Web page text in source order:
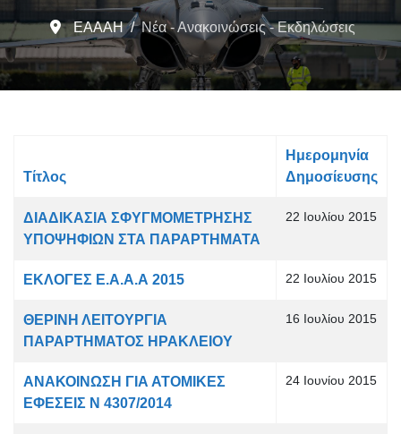
ΕΑΑΑΗ Νέα - Ανακοινώσεις - Εκδηλώσεις
Τίτλος
Ημερομηνία
Δημοσίευσης
ΔΙΑΔΙΚΑΣΙΑ ΣΦΥΓΜΟΜΕΤΡΗΣΗΣ
ΥΠΟΨΗΦΙΩΝ ΣΤΑ ΠΑΡΑΡΤΗΜΑΤΑ
22 Ιουλίου 2015
ΕΚΛΟΓΕΣ Ε.Α.Α.Α 2015 22 Ιουλίου 2015
ΘΕΡΙΝΗ ΛΕΙΤΟΥΡΓΙΑ
ΠΑΡΑΡΤΗΜΑΤΟΣ ΗΡΑΚΛΕΙΟΥ
16 Ιουλίου 2015
ΑΝΑΚΟΙΝΩΣΗ ΓΙΑ ΑΤΟΜΙΚΕΣ
ΕΦΕΣΕΙΣ Ν 4307/2014
24 Ιουνίου 2015